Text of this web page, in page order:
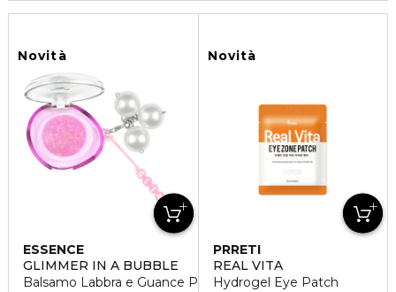
Novità
ESSENCE
GLIMMER IN A BUBBLE
Balsamo Labbra e Guance Ph Reagente
Novità
PRRETI
REAL VITA
Hydrogel Eye Patch